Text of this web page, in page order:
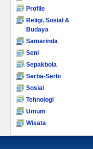
Profile
Religi, Sosial &
Budaya
Samarinda
Seni
Sepakbola
Serba-Serbi
Sosial
Tehnologi
Umum
Wisata